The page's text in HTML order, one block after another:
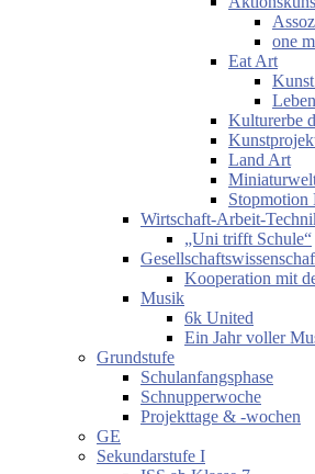
one
Eat Art
Kulturerbe
Land Art
Stopmotion
Wirtschaft-Arbeit-
„Uni trifft Schule“
Kooperation mit
Musik
6k United
Ein Jahr voller
Grundstufe
Schulanfangsphase
Schnupperwoche
Projekttage & -wochen
GE
Sekundarstufe I